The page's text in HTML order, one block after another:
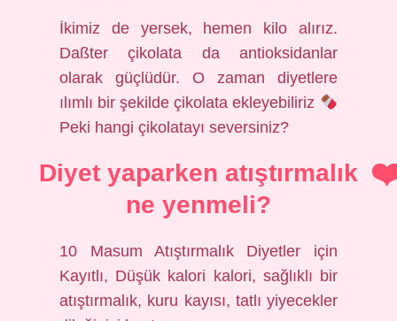
İkimiz de yersek, hemen kilo alırız.
Daßter çikolata da antioksidanlar
olarak güçlüdür. O zaman diyetlere
ılımlı bir şekilde çikolata ekleyebiliriz
Peki hangi çikolatayı seversiniz?
Diyet yaparken atıştırmalık
ne yenmeli?
10 Masum Atıştırmalık Diyetler için
Kayıtlı, Düşük kalori kalori, sağlıklı bir
atıştırmalık, kuru kayısı, tatlı yiyecekler